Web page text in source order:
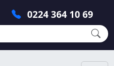
0224 364 10 69